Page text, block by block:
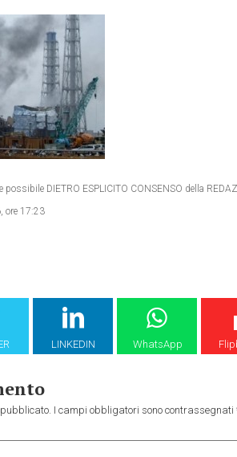
DIETRO ESPLICITO CONSENSO della
ore 17:23
LINKEDIN WhatsApp
I campi obbligatori sono contrassegnati